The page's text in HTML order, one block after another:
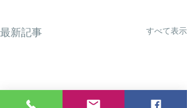
最新記事 すべて表示